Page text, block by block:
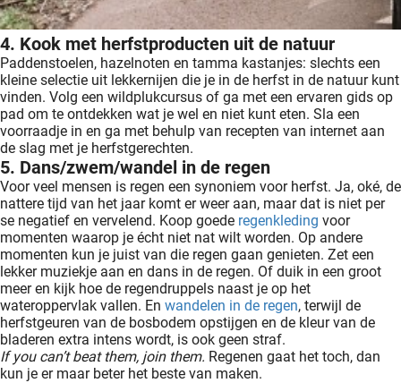
4. Kook met herfstproducten uit de natuur
Paddenstoelen, hazelnoten en tamma kastanjes: slechts een
kleine selectie uit lekkernijen die je in de herfst in de natuur kunt
vinden. Volg een wildplukcursus of ga met een ervaren gids op
pad om te ontdekken wat je wel en niet kunt eten. Sla een
voorraadje in en ga met behulp van recepten van internet aan
de slag met je herfstgerechten.
5. Dans/zwem/wandel in de regen
Voor veel mensen is regen een synoniem voor herfst. Ja, oké, de
nattere tijd van het jaar komt er weer aan, maar dat is niet per
se negatief en vervelend. Koop goede regenkleding voor
momenten waarop je écht niet nat wilt worden. Op andere
momenten kun je juist van die regen gaan genieten. Zet een
lekker muziekje aan en dans in de regen. Of duik in een groot
meer en kijk hoe de regendruppels naast je op het
wateroppervlak vallen. En wandelen in de regen, terwijl de
herfstgeuren van de bosbodem opstijgen en de kleur van de
bladeren extra intens wordt, is ook geen straf.
If you can’t beat them, join them. Regenen gaat het toch, dan
kun je er maar beter het beste van maken.